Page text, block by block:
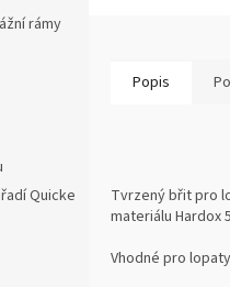
rámy
Quicke
Popis
Tvrzený břit pro
materiálu Hardox
Vhodné pro